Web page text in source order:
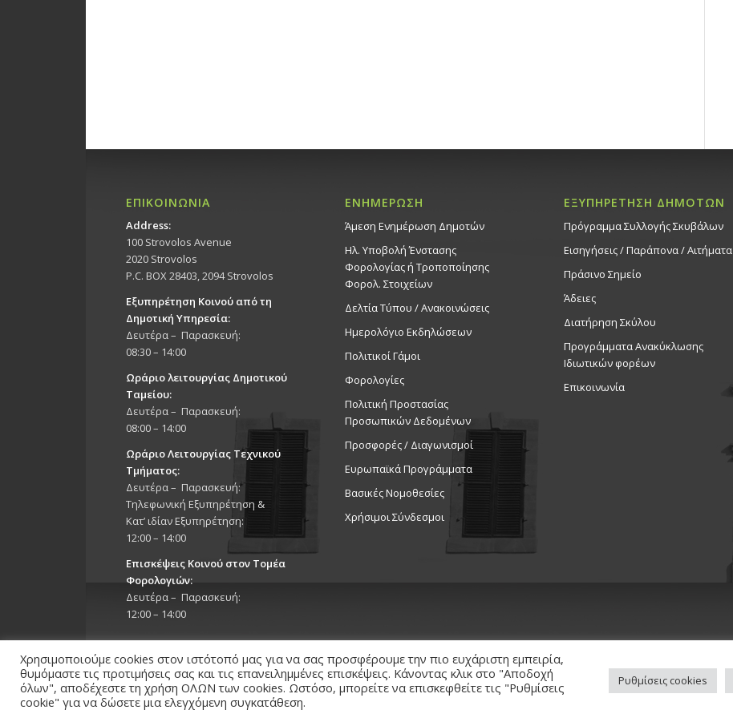
ΕΠΙΚΟΙΝΩΝΙΑ
Address:
100 Strovolos Avenue
2020 Strovolos
P.C. BOX 28403, 2094 Strovolos
Εξυπηρέτηση Κοινού από τη
Δημοτική Υπηρεσία:
Δευτέρα – Παρασκευή:
08:30 – 14:00
Ωράριο λειτουργίας Δημοτικού
Ταμείου:
Δευτέρα – Παρασκευή:
08:00 – 14:00
Ωράριο Λειτουργίας Τεχνικού
Τμήματος:
Δευτέρα – Παρασκευή:
Τηλεφωνική Εξυπηρέτηση &
Κατ’ ιδίαν Εξυπηρέτηση:
12:00 – 14:00
Επισκέψεις Κοινού στον Τομέα
Φορολογιών:
Δευτέρα – Παρασκευή:
12:00 – 14:00
ΕΝΗΜΕΡΩΣΗ
Άμεση Ενημέρωση Δημοτών
Ηλ. Υποβολή Ένστασης
Φορολογίας ή Τροποποίησης
Φορολ. Στοιχείων
Δελτία Τύπου / Ανακοινώσεις
Ημερολόγιο Εκδηλώσεων
Πολιτικοί Γάμοι
Φορολογίες
Πολιτική Προστασίας
Προσωπικών Δεδομένων
Προσφορές / Διαγωνισμοί
Ευρωπαϊκά Προγράμματα
Βασικές Νομοθεσίες
Χρήσιμοι Σύνδεσμοι
ΕΞΥΠΗΡΕΤΗΣΗ ΔΗΜΟΤΩΝ
Πρόγραμμα Συλλογής Σκυβάλων
Εισηγήσεις / Παράπονα / Αιτήματα
Πράσινο Σημείο
Άδειες
Διατήρηση Σκύλου
Προγράμματα Ανακύκλωσης
Ιδιωτικών φορέων
Επικοινωνία
Copyright 2026 © Δήμος Στροβόλου, All Rights Reserved. / Powered by
Χρησιμοποιούμε cookies στον ιστότοπό μας για να σας προσφέρουμε την πιο ευχάριστη εμπειρία,
θυμόμαστε τις προτιμήσεις σας και τις επανειλημμένες επισκέψεις. Κάνοντας κλικ στο "Αποδοχή
όλων", αποδέχεστε τη χρήση ΟΛΩΝ των cookies. Ωστόσο, μπορείτε να επισκεφθείτε τις "Ρυθμίσεις
cookie" για να δώσετε μια ελεγχόμενη συγκατάθεση.
Ρυθμίσεις cookies